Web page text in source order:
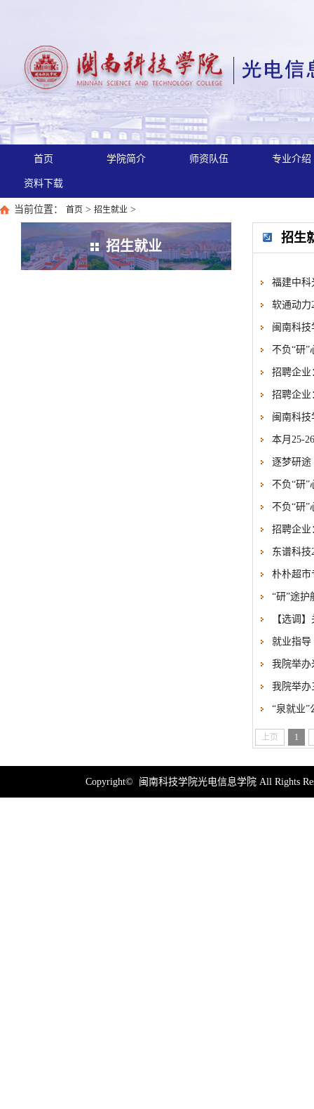
首页 学院简介 师资队伍 专业介绍
资料下载
当前位置： 首页 > 招生就业 >
招生就业
招生
福建中科
软通动力
闽南科技
不负“研”
招聘企业
招聘企业
闽南科技
本月25-
逐梦研途
不负“研”
不负“研”
招聘企业
东谱科技
朴朴超市
“研”途护
【选调
就业指导
我院举办
我院举办
“泉就业
上页 1
Copyright© 闽南科技学院光电信息学院 All Rights